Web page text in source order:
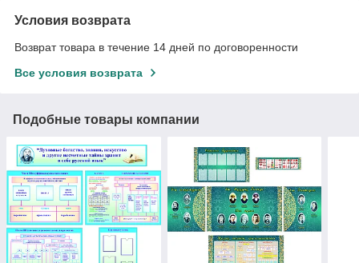
Условия возврата
Возврат товара в течение 14 дней по договоренности
Все условия возврата
Подобные товары компании